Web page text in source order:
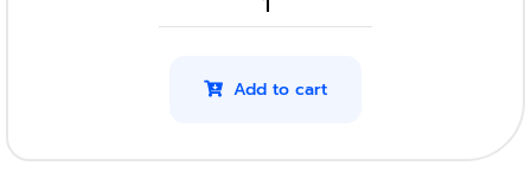
OKI
(4K)
Add to cart